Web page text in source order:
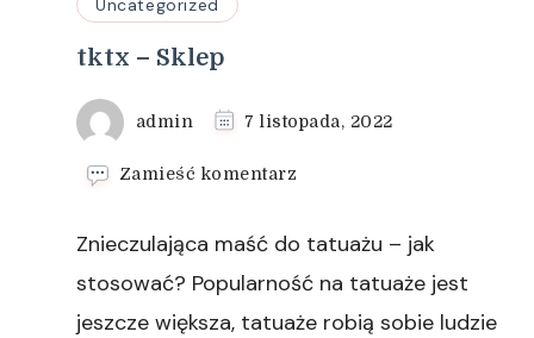
Uncategorized
tktx – Sklep
admin 7 listopada, 2022
Zamieść komentarz
–
Sklep
Znieczulająca maść do tatuażu – jak
stosować? Popularność na tatuaże jest
jeszcze większa, tatuaże robią sobie ludzie